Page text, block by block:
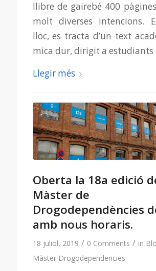
llibre de gairebé 400
molt diverses intencions.
lloc, es tracta d’un text
mica dur, dirigit a
Llegir més
Oberta la 18a edició
Màster de
Drogodependències
amb nous horaris.
18 juliol, 2019 / 0 Comments / in
Màster Drogodependencies